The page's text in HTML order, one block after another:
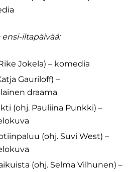
iltapäivää:
Jokela) – komedia
Gauriloff) –
draama
(ohj. Pauliina Punkki) –
(ohj. Suvi West) –
(ohj. Selma Vilhunen) –